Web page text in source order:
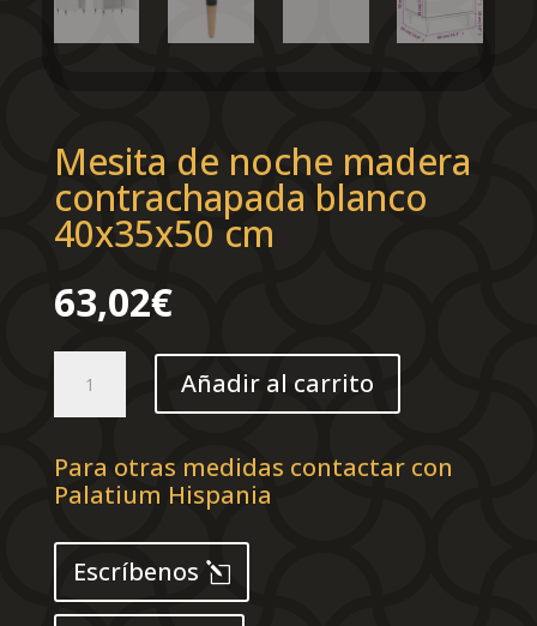
Mesita de noche madera
contrachapada blanco
40x35x50 cm
63,02€
noche
contrachapada
blanco
cantidad
Añadir al carrito
Para otras medidas contactar con
Palatium Hispania
Escríbenos